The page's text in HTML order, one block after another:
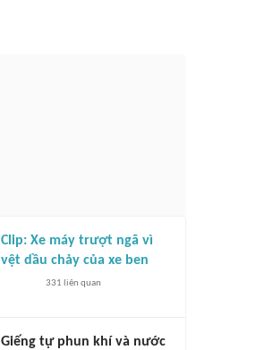
Clip: Xe máy trượt ngã vì
vệt dầu chảy của xe ben
331 liên quan
Giếng tự phun khí và nước